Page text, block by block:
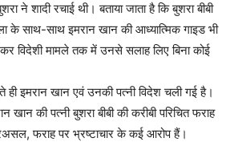
ने शादी रचाई थी। बताया जाता है कि बुशरा बीबी
के साथ-साथ इमरान खान की आध्यात्मिक गाइड भी
विदेशी मामले तक में उनसे सलाह लिए बिना कोई
ही इमरान खान एवं उनकी पत्नी विदेश चली गई है।
खान की पत्नी बुशरा बीबी की करीबी परिचित फराह
फराह पर भ्रष्टाचार के कई आरोप हैं।